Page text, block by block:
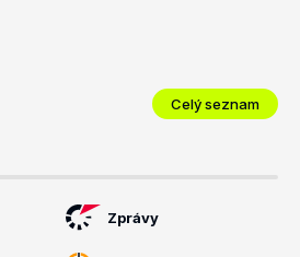
Celý seznam
Zprávy